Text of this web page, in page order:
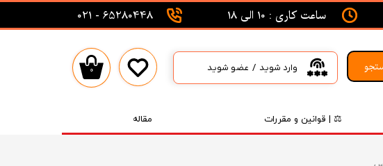
⚖ | قوانین و مقررات مقاله
ساعت کاری : 10 الی 18 65280448 - 021
۰ وارد شوید / عضو شوید
حساب کاربری من
تغییر گذر واژه